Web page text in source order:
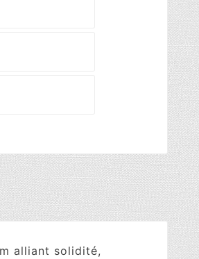
alliant solidité,